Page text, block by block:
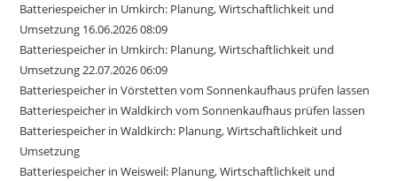
Batteriespeicher in Umkirch: Planung, Wirtschaftlichkeit und
Umsetzung 16.06.2026 08:09
Batteriespeicher in Umkirch: Planung, Wirtschaftlichkeit und
Umsetzung 22.07.2026 06:09
Batteriespeicher in Vörstetten vom Sonnenkaufhaus prüfen lassen
Batteriespeicher in Waldkirch vom Sonnenkaufhaus prüfen lassen
Batteriespeicher in Waldkirch: Planung, Wirtschaftlichkeit und
Umsetzung
Batteriespeicher in Weisweil: Planung, Wirtschaftlichkeit und